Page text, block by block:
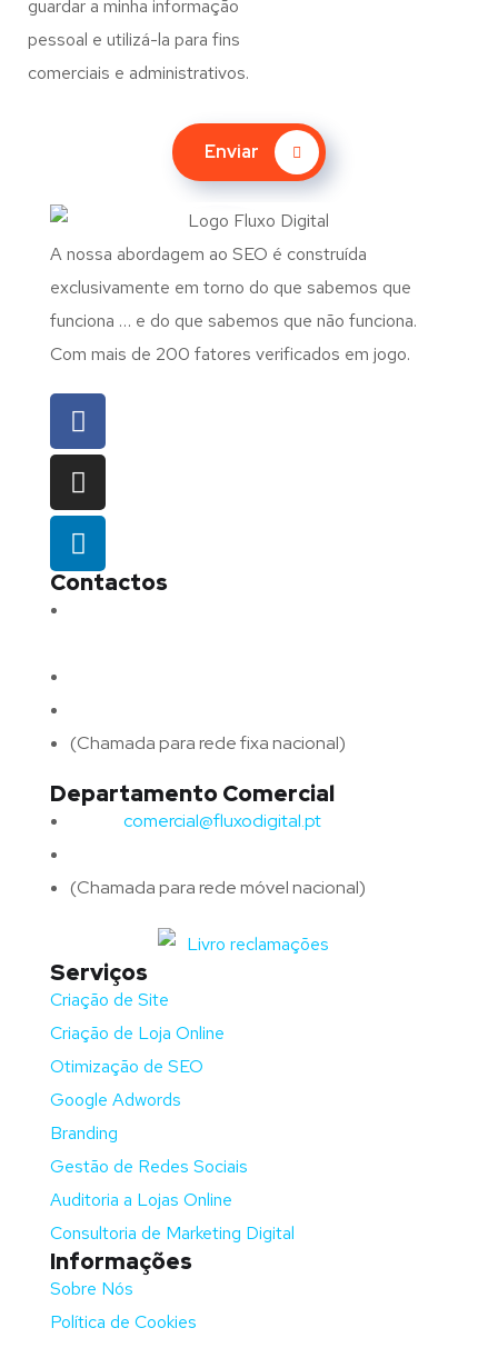
guardar a minha informação
pessoal e utilizá-la para fins
comerciais e administrativos.
Enviar
A nossa abordagem ao SEO é construída
exclusivamente em torno do que sabemos que
funciona … e do que sabemos que não funciona.
Com mais de 200 fatores verificados em jogo.
Contactos
(Chamada para rede fixa nacional)
Departamento Comercial
comercial@fluxodigital.pt
(Chamada para rede móvel nacional)
Serviços
Criação de Site
Criação de Loja Online
Otimização de SEO
Google Adwords
Branding
Gestão de Redes Sociais
Auditoria a Lojas Online
Consultoria de Marketing Digital
Informações
Sobre Nós
Política de Cookies